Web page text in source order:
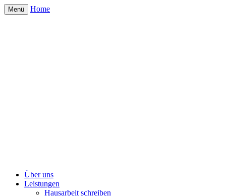
Menü Home
Über uns
Leistungen
Hausarbeit schreiben